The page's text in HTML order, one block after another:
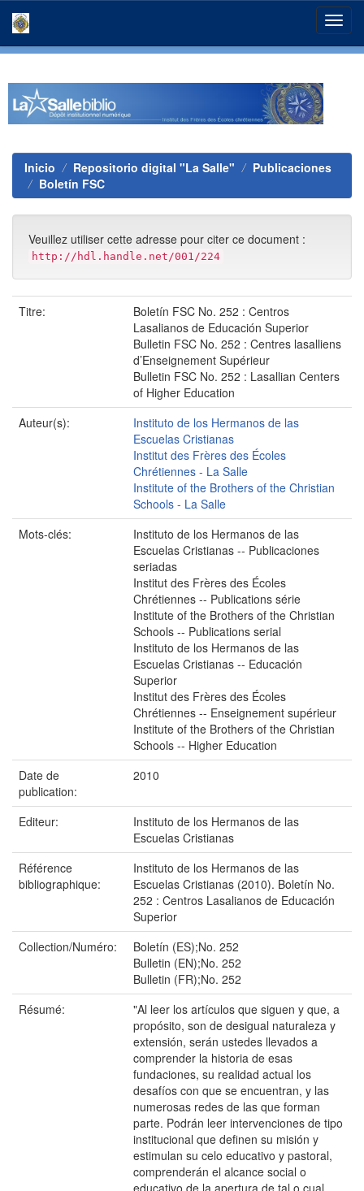
Inicio Repositorio digital "La Salle"
Publicaciones
Boletín FSC
Veuillez utiliser cette adresse pour citer ce document :
http://hdl.handle.net/001/224
Titre:
Boletín FSC No. 252 : Centros
Lasalianos de Educación Superior
Bulletin FSC No. 252 : Centres lasalliens
d’Enseignement Supérieur
Bulletin FSC No. 252 : Lasallian Centers
of Higher Education
Auteur(s):
Instituto de los Hermanos de las
Escuelas Cristianas
Institut des Frères des Écoles
Chrétiennes - La Salle
Institute of the Brothers of the Christian
Schools - La Salle
Mots-clés:
Instituto de los Hermanos de las
Escuelas Cristianas -- Publicaciones
seriadas
Institut des Frères des Écoles
Chrétiennes -- Publications série
Institute of the Brothers of the Christian
Schools -- Publications serial
Instituto de los Hermanos de las
Escuelas Cristianas -- Educación
Superior
Institut des Frères des Écoles
Chrétiennes -- Enseignement supérieur
Institute of the Brothers of the Christian
Schools -- Higher Education
Date de
publication:
2010
Editeur:
Instituto de los Hermanos de las
Escuelas Cristianas
Référence
bibliographique:
Instituto de los Hermanos de las
Escuelas Cristianas (2010). Boletín No.
252 : Centros Lasalianos de Educación
Superior
Collection/Numéro:
Boletín (ES);No. 252
Bulletin (EN);No. 252
Bulletin (FR);No. 252
Résumé:
"Al leer los artículos que siguen y que, a
propósito, son de desigual naturaleza y
extensión, serán ustedes llevados a
comprender la historia de esas
fundaciones, su realidad actual los
desafíos con que se encuentran, y las
numerosas redes de las que forman
parte. Podrán leer intervenciones de tipo
institucional que definen su misión y
estimulan su celo educativo y pastoral,
comprenderán el alcance social o